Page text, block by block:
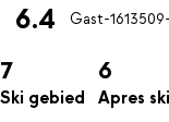
6.4 Gast-16135
7
Ski gebied
6
Apres ski